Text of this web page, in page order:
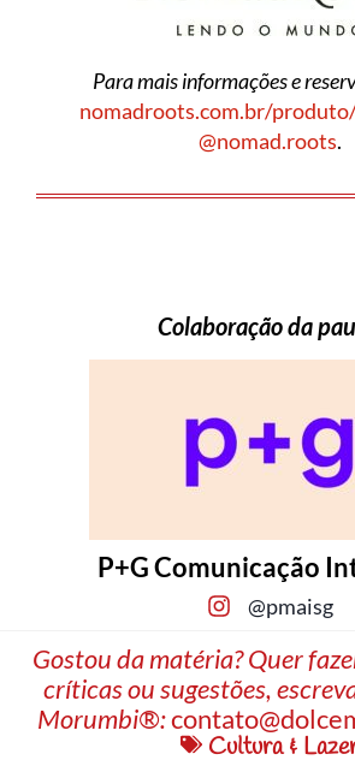
Para mais informações e
nomadroots.com.br/
@nomad.roots.
Colaboração da
P+G Comunicação
@pmaisg
Gostou da matéria? Quer
críticas ou sugestões,
Morumbi®:
Cultura &